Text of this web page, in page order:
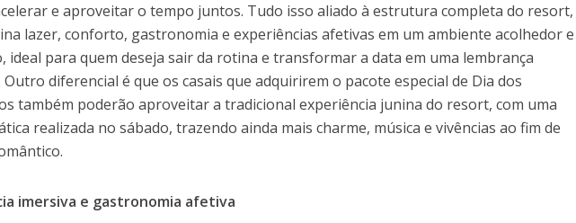
e aproveitar o tempo juntos. Tudo isso aliado à estrutura completa do resort,
lazer, conforto, gastronomia e experiências afetivas em um ambiente acolhedor e
ideal para quem deseja sair da rotina e transformar a data em uma lembrança
Outro diferencial é que os casais que adquirirem o pacote especial de Dia dos
também poderão aproveitar a tradicional experiência junina do resort, com uma
realizada no sábado, trazendo ainda mais charme, música e vivências ao fim de
imersiva e gastronomia afetiva